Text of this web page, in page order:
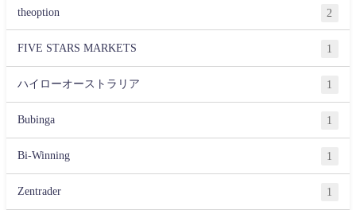
theoption 2
FIVE STARS MARKETS 1
ハイローオーストラリア 1
Bubinga 1
Bi-Winning 1
Zentrader 1